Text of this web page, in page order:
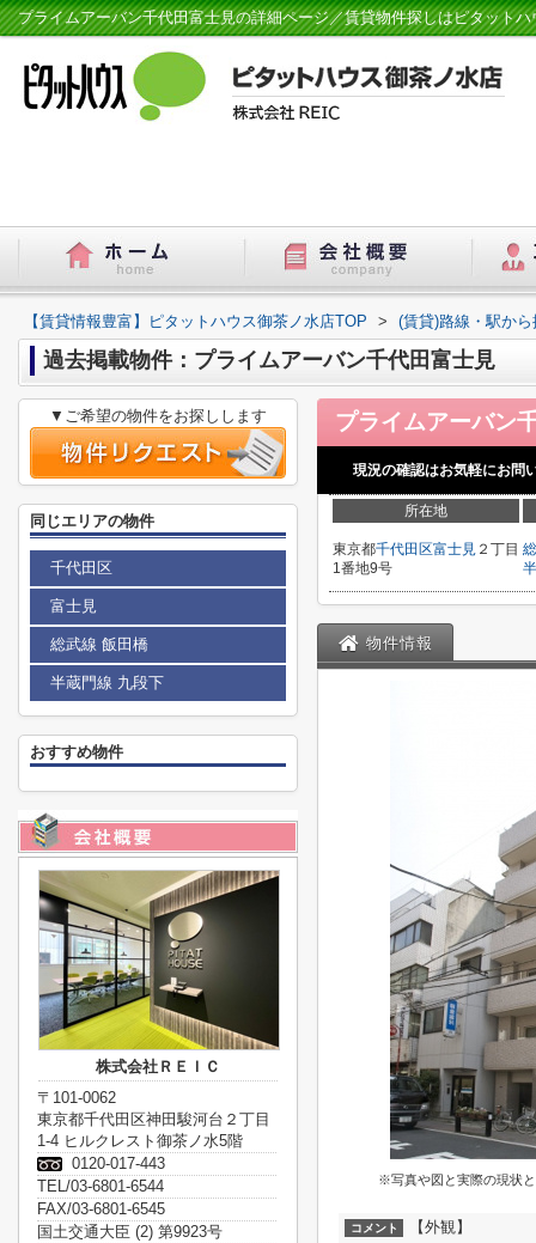
プライムアーバン千代田富士見の詳細ページ／賃貸物件探しはピタット
【賃貸情報豊富】ピタットハウス御茶ノ水店TOP > (賃貸)路線・駅から
過去掲載物件：プライムアーバン千代田富士見
現況の確認はお気軽にお問
所在地
東京都千代田区富士見 ２丁目
1番地9号
物件情報
※写真や図と実際の現状
コメント 【外観】
▼ご希望の物件をお探しします
同じエリアの物件
千代田区
富士見
総武線 飯田橋
半蔵門線 九段下
おすすめ物件
株式会社ＲＥＩＣ
〒101-0062
東京都千代田区神田駿河台２丁目
1-4 ヒルクレスト御茶ノ水5階
0120-017-443
TEL/03-6801-6544
FAX/03-6801-6545
国土交通大臣 (2) 第9923号